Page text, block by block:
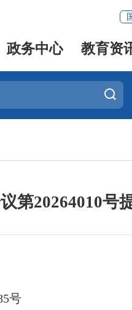
政务中心 教育资
第20264010号
号